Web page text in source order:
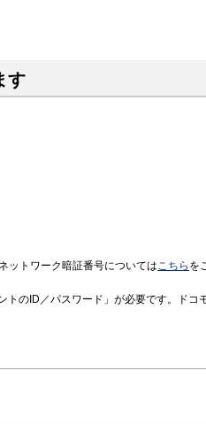
す
ットワーク暗証番号についてはこちら を
トのID／パスワード」が必要です。ドコ